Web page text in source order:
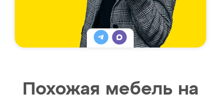
Похожая мебель на